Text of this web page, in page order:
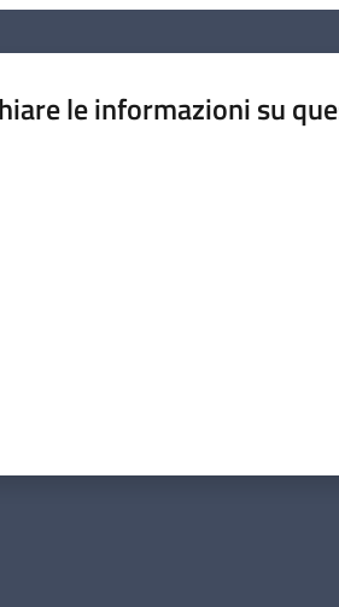
le informazioni su